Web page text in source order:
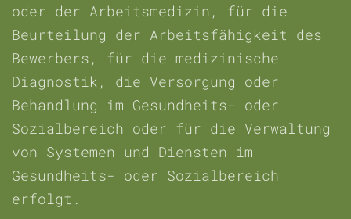
oder der Arbeitsmedizin, für die
Beurteilung der Arbeitsfähigkeit des
Bewerbers, für die medizinische
Diagnostik, die Versorgung oder
Behandlung im Gesundheits- oder
Sozialbereich oder für die Verwaltung
von Systemen und Diensten im
Gesundheits- oder Sozialbereich
erfolgt.